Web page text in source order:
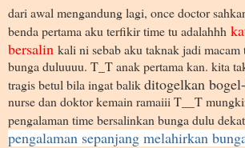
dari awal mengandung lagi, once doctor
benda pertama aku terfikir time tu adalahhh
bersalin kali ni sebab aku taknak jadi macam
bunga duluuuu. T_T anak pertama kan. kita
tragis betul bila ingat balikditogelkan
nurse dan doktor kemain ramaiii T__T
pengalaman time bersalinkan bunga dulu
pengalaman sepanjang melahirkan